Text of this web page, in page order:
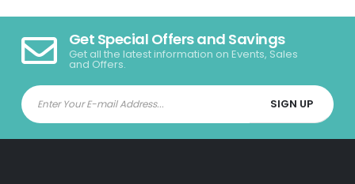
Get Special Offers and Savings
Get all the latest information on Events, Sales
and Offers.